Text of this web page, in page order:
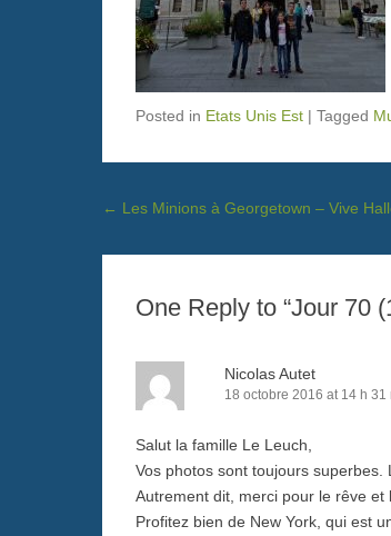
Posted in Etats Unis Est | Tagged
Post navigation
← Les Minions à Georgetown – Vive
One Reply to “Jour 70
Nicolas Autet
18 octobre 2016 at 14 h 31
Salut la famille Le Leuch,
Vos photos sont toujours superbes.
Autrement dit, merci pour le rêve et
Profitez bien de New York, qui est